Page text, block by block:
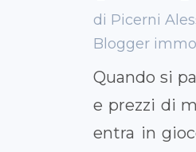
di Picerni
Blogger
Quando si
e prezzi di
entra in